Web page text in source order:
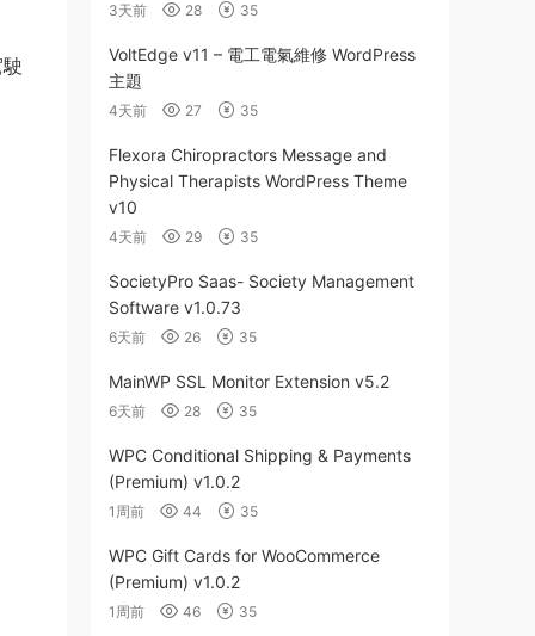
3天前 28 35
VoltEdge v11 – 電工電氣維修 WordPress
主題
4天前 27 35
Flexora Chiropractors Message and
Physical Therapists WordPress Theme
v10
4天前 29 35
SocietyPro Saas- Society Management
Software v1.0.73
6天前 26 35
MainWP SSL Monitor Extension v5.2
6天前 28 35
WPC Conditional Shipping & Payments
(Premium) v1.0.2
1周前 44 35
WPC Gift Cards for WooCommerce
(Premium) v1.0.2
1周前 46 35